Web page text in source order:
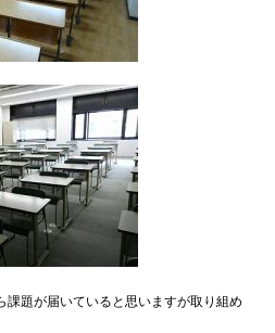
課題が届いていると思いますが取り組め